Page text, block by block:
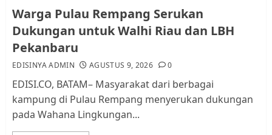
2
Pemko Batam Tegaskan RT dan
RW bukan Petugas Pendataan
dan Pemungutan Pajak
Kader Pajak jadi Penghubung
Pemerintah dan Masyarakat di
Warga Pulau Rempang Serukan
Dukungan untuk Walhi Riau dan LBH
Pekanbaru
EDISINYA ADMIN AGUSTUS 9, 2026 0
EDISI.CO, BATAM– Masyarakat dari berbagai
kampung di Pulau Rempang menyerukan dukungan
pada Wahana Lingkungan...